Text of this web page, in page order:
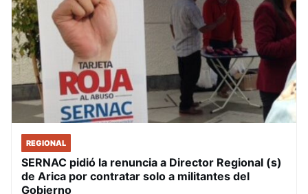
REGIONAL
SERNAC pidió la renuncia a Director Regional (s)
de Arica por contratar solo a militantes del
Gobierno